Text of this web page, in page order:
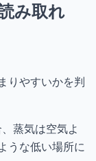
み取れ
りやすいかを判
蒸気は空気よ
うな低い場所に